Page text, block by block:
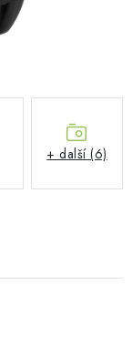
+ další (6)